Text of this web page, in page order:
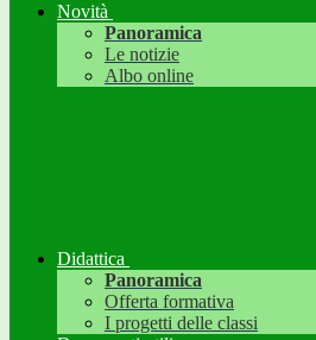
Novità
Panoramica
Le notizie
Albo online
Didattica
Panoramica
Offerta formativa
I progetti delle classi